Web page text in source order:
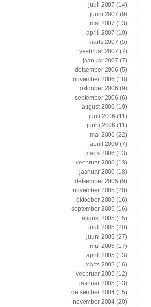
juuli 2007 (14)
juuni 2007 (9)
mai 2007 (13)
aprill 2007 (10)
märts 2007 (5)
veebruar 2007 (7)
jaanuar 2007 (7)
detsember 2006 (5)
november 2006 (18)
oktoober 2006 (9)
september 2006 (6)
august 2006 (10)
juuli 2006 (11)
juuni 2006 (11)
mai 2006 (22)
aprill 2006 (7)
märts 2006 (13)
veebruar 2006 (13)
jaanuar 2006 (18)
detsember 2005 (9)
november 2005 (20)
oktoober 2005 (16)
september 2005 (16)
august 2005 (15)
juuli 2005 (20)
juuni 2005 (27)
mai 2005 (17)
aprill 2005 (13)
märts 2005 (16)
veebruar 2005 (12)
jaanuar 2005 (13)
detsember 2004 (15)
november 2004 (20)